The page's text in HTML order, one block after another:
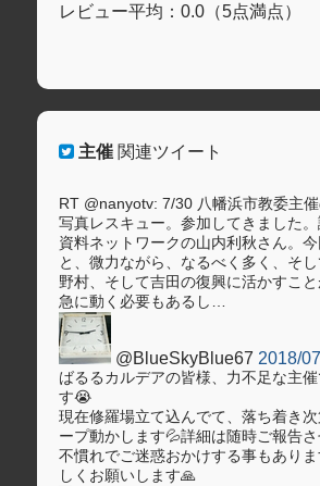
レビュー平均：0.0（5点満点）
主催関連ツイート
RT @nanyotv: 7/30 八幡浜市教委主
写真レスキュー。参加してきました
資料ネットワークの山内利秋さん。
と、微力ながら、なるべく多く、そし
野村、そして吉田の復興に活かすこ
急に動く必要もあるし…
@BlueSkyBlue67 2018/
ばるるカルデアの皆様、力不足な主
す😭
現在修羅場立て込んでて、落ち着き
ープ動かします💦詳細は随時ご報告
不慣れでご迷惑おかけする事もあり
しくお願いします🙏